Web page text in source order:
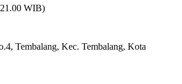
WIB)
Tembalang, Kec. Tembalang, Kota